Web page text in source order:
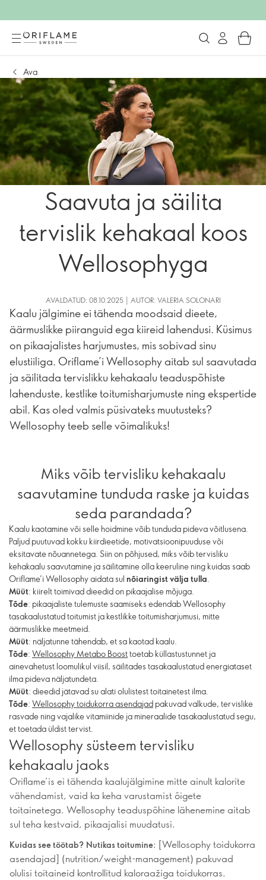
Ava
Saavuta ja säilita
tervislik kehakaal koos
Wellosophyga
AVALDATUD: 08.10.2025 | AUTOR: VALERIA SOLONARI
Kaalu jälgimine ei tähenda moodsaid dieete,
äärmuslikke piiranguid ega kiireid lahendusi. Küsimus
on pikaajalistes harjumustes, mis sobivad sinu
elustiiliga. Oriflame’i Wellosophy aitab sul saavutada
ja säilitada tervislikku kehakaalu teaduspõhiste
lahenduste, kestlike toitumisharjumuste ning ekspertide
abil. Kas oled valmis püsivateks muutusteks?
Wellosophy teeb selle võimalikuks!
Miks võib tervisliku kehakaalu
saavutamine tunduda raske ja kuidas
seda parandada?
Kaalu kaotamine või selle hoidmine võib tunduda pideva võitlusena.
Paljud puutuvad kokku kiirdieetide, motivatsioonipuuduse või
eksitavate nõuannetega. Siin on põhjused, miks võib tervisliku
kehakaalu saavutamine ja säilitamine olla keeruline ning kuidas saab
Oriflame’i Wellosophy aidata sul nõiaringist välja tulla.
Müüt: kiirelt toimivad dieedid on pikaajalise mõjuga.
Tõde: pikaajaliste tulemuste saamiseks edendab Wellosophy
tasakaalustatud toitumist ja kestlikke toitumisharjumusi, mitte
äärmuslikke meetmeid.
Müüt: näljatunne tähendab, et sa kaotad kaalu.
Tõde: Wellosophy Metabo Boosttoetab küllastustunnet ja
ainevahetust loomulikul viisil, säilitades tasakaalustatud energiataset
ilma pideva näljatundeta.
Müüt: dieedid jätavad su alati olulistest toitainetest ilma.
Tõde: Wellosophy toidukorra asendajad pakuvad valkude, tervislike
rasvade ning vajalike vitamiinide ja mineraalide tasakaalustatud segu,
et toetada üldist tervist.
Wellosophy süsteem tervisliku
kehakaalu jaoks
Oriflame’is ei tähenda kaalujälgimine mitte ainult kalorite
vähendamist, vaid ka keha varustamist õigete
toitainetega. Wellosophy teaduspõhine lähenemine aitab
sul teha kestvaid, pikaajalisi muudatusi.
Kuidas see töötab? Nutikas toitumine: [Wellosophy toidukorra
asendajad] (nutrition/weight-management) pakuvad
olulisi toitaineid kontrollitud kaloraažiga toidukorras.